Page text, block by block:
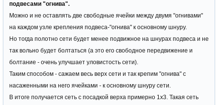
подвесами "огнива".
Можно и не оставлять две свободные ячейки между двумя "огнивами"
на каждом узле крепления подвеса-"огнива" к основному шнуру.
Но тогда полотно сети будет менее подвижное на шнурах подвеса и не
так вольно будет болтаться (а это его свободное передвижение и
болтание - очень улучшает уловистость сети).
Таким способом - сажаем весь верх сети и так крепим "огнива" с
насаженными на него ячейками - к основному шнуру сети.
В итоге получается сеть с посадкой верха примерно 1х3. Такая сеть